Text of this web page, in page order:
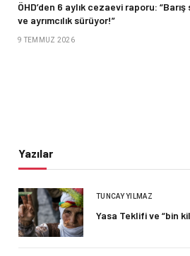
ÖHD’den 6 aylık cezaevi raporu:
ve ayrımcılık sürüyor!”
9 TEMMUZ 2026
Yazılar
TUNCAY YILMAZ
Yasa Teklifi ve “bin